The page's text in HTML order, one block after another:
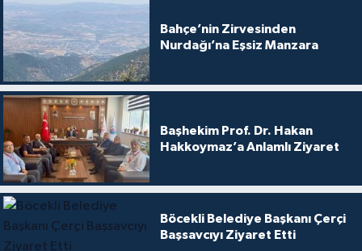
Bahçe’nin Zirvesinden
Nurdağı’na Eşsiz Manzara
Başhekim Prof. Dr. Hakan
Hakkoymaz’a Anlamlı Ziyaret
Böcekli Belediye Başkanı Çerçi
Başsavcıyı Ziyaret Etti